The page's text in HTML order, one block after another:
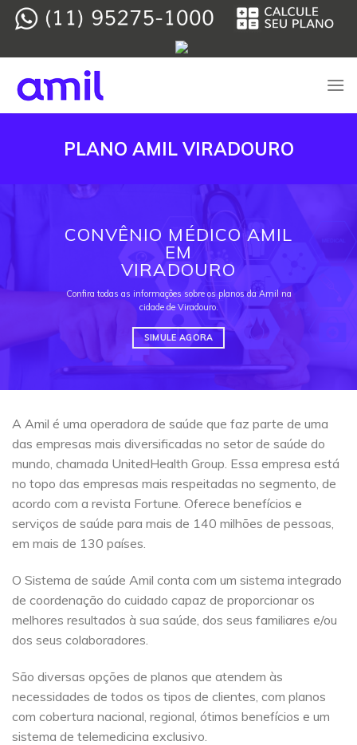
Skip
PLANO AMIL VIRADOURO
CONVÊNIO MÉDICO AMIL
EM
VIRADOURO
Confira todas as informações sobre os planos da Amil na
cidade de Viradouro.
SIMULE AGORA
A Amil é uma operadora de saúde que faz parte de uma
das empresas mais diversificadas no setor de saúde do
mundo, chamada UnitedHealth Group. Essa empresa está
no topo das empresas mais respeitadas no segmento, de
acordo com a revista Fortune. Oferece benefícios e
serviços de saúde para mais de 140 milhões de pessoas,
em mais de 130 países.
O Sistema de saúde Amil conta com um sistema integrado
de coordenação do cuidado capaz de proporcionar os
melhores resultados à sua saúde, dos seus familiares e/ou
dos seus colaboradores.
São diversas opções de planos que atendem às
necessidades de todos os tipos de clientes, com planos
com cobertura nacional, regional, ótimos benefícios e um
sistema de telemedicina exclusivo.